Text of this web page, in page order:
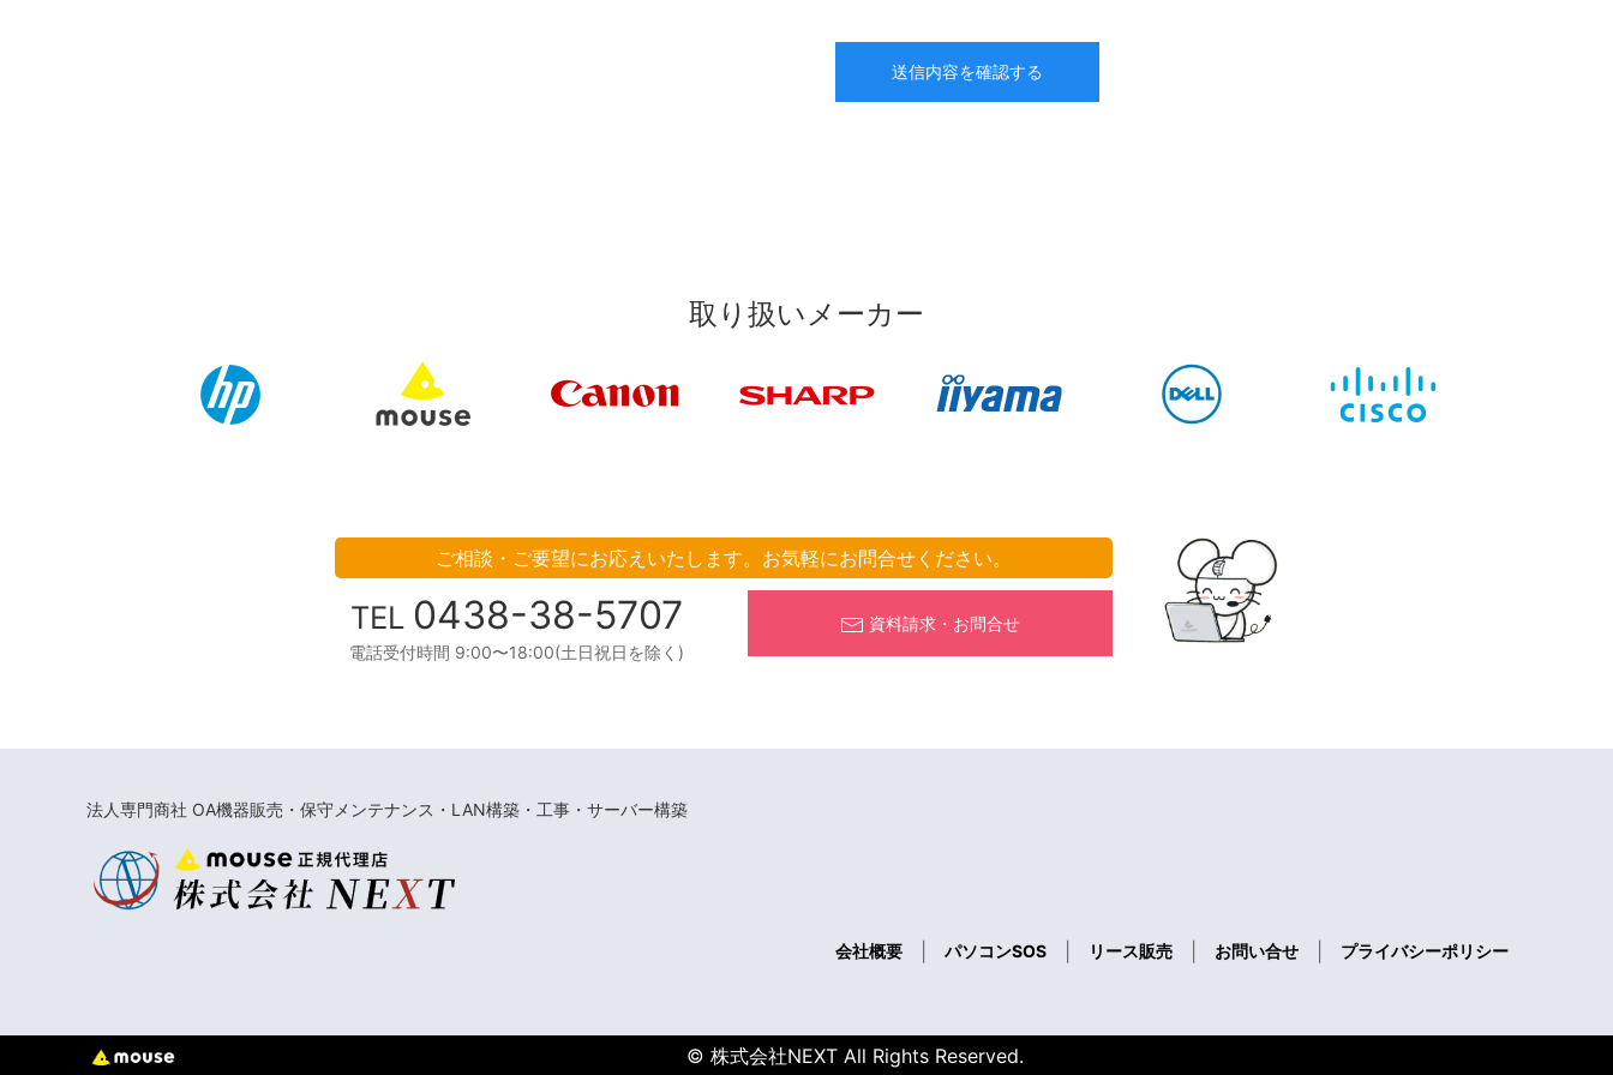
取り扱いメーカー
ご相談・ご要望にお応えいたします。 お気軽にお問合せください。
TEL 0438-38-5707
電話受付時間 9:00〜18:00(土日祝日を除く)
資料請求・お問合せ
法人専門商社 OA機器販売・保守メンテナンス・LAN構築・工事・サーバー構築
会社概要 パソコンSOS リース販売 お問い合せ プライバシーポリシー
© 株式会社NEXT All Rights Reserved.